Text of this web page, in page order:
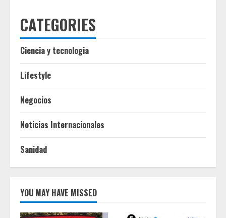
CATEGORIES
Ciencia y tecnologia
Lifestyle
Negocios
Noticias Internacionales
Sanidad
YOU MAY HAVE MISSED